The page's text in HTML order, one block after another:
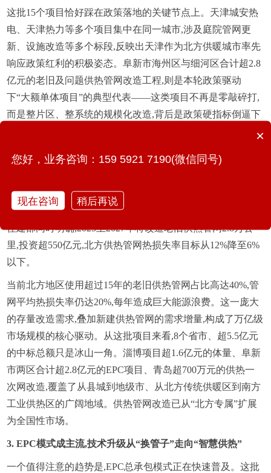
这批15个项目恰好踩在政策落地的关键节点上。天津城安热
电、天津热力等多个项目集中在同一城市,涉及庭院管网更
新、设施改造等多个标段,反映出天津作为北方供暖城市率先
响应政策红利的积极姿态。阜新市海州区与细河区合计超2.8
亿元的老旧及问题供热管网改造工程,则是本轮政策驱动
下“大额单体项目”的典型代表——这类项目不再是零敲碎打,
而是整片区、整系统的规模化改造,背后是政策硬指标倒逼下
2. 市场规模加速扩容,供热管网改造成“十五五”基建核心赛道
网84万公里。“十五五”时期,这一数字预计将超过70万公里,新
增投资需求突破5万亿元,年均市场规模稳定在1万亿元左右。
住建部同时明确,2025至2027年将改造老旧供热管网2.8万公
里,投资超550亿元,北方供热管网热损失率目标从12%降至6%
以下。
当前北方地区使用超过15年的老旧供热管网占比高达40%,管
网平均热损失率仍达20%,每年造成巨大能源浪费。这一庞大
的存量改造需求,叠加新建供热管网的需求增量,构成了万亿级
市场规模的核心驱动。从这批项目来看,8个省市、超5.5亿元
的中标总额只是冰山一角。淄博项目超1.6亿元的体量、阜新
市两区合计超2.8亿元的EPC项目、青岛超700万元的供热一
次网改造,覆盖了从县城到地级市、从北方传统供暖区到南方
工业供热区的广阔地域。供热管网改造已从“北方专属”扩展
为全国性市场。
3. EPC模式成主流,技术升级从“换管子”走向“智慧供热”
一个值得注意的趋势是,EPC总承包模式正在快速普及。这批
×
您好，业务咨询：159 5921 7190(微信同号)
现在咨询 稍后再说